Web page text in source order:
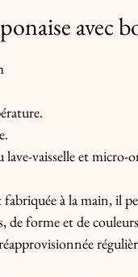
avec
lave-vaisselle et micro-
fabriquée à la main, il
de forme et de